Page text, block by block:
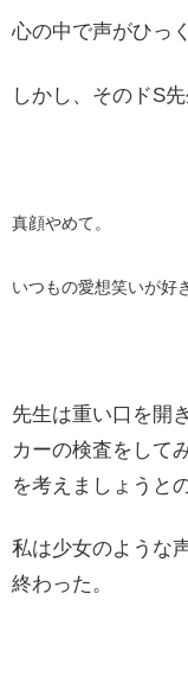
心の中で声がひっ
しかし、そのドS
真顔やめて。
いつもの愛想笑いが好
先生は重い口を開
カーの検査をして
を考えましょうと
私は少女のような
終わった。